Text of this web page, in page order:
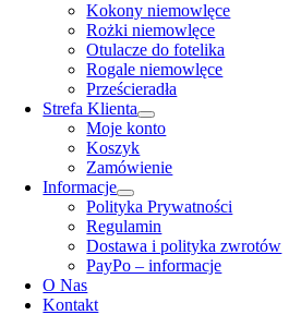
Kokony niemowlęce
Rożki niemowlęce
Otulacze do fotelika
Rogale niemowlęce
Prześcieradła
Strefa Klienta
Moje konto
Koszyk
Zamówienie
Informacje
Polityka Prywatności
Regulamin
Dostawa i polityka zwrotów
PayPo – informacje
O Nas
Kontakt